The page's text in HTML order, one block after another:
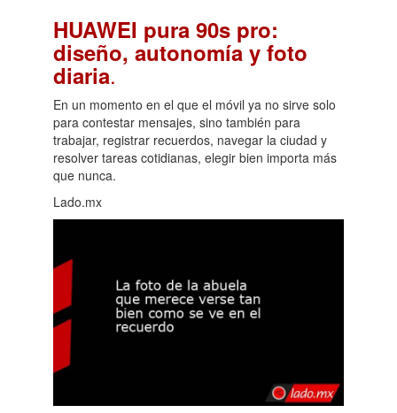
HUAWEI pura 90s pro:
diseño, autonomía y foto
diaria.
En un momento en el que el móvil ya no sirve solo
para contestar mensajes, sino también para
trabajar, registrar recuerdos, navegar la ciudad y
resolver tareas cotidianas, elegir bien importa más
que nunca.
Lado.mx